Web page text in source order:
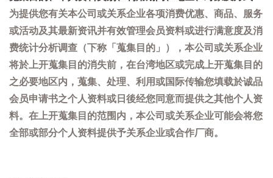
为提供您有关本公司或关系企业各项消费优惠、商品、服务
或活动及其最新资讯并有效管理会员资料或进行满意度及消
费统计分析调查（下称「蒐集目的」），本公司或关系企业
将於上开蒐集目的消失前，在台湾地区或完成上开蒐集目的
之必要地区内，蒐集、处理、利用或国际传输您填载於诚品
会员申请书之个人资料或日後经您同意而提供之其他个人资
料。在上开蒐集目的范围内，本公司或关系企业可能会将您
全部或部分个人资料提供予关系企业或合作厂商。